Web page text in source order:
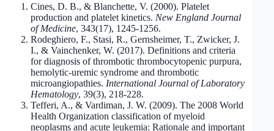
Cines, D. B., & Blanchette, V. (2000). Platelet
production and platelet kinetics. New England Journal
of Medicine, 343(17), 1245-1256.
Rodeghiero, F., Stasi, R., Gernsheimer, T., Zwicker, J.
I., & Vainchenker, W. (2017). Definitions and criteria
for diagnosis of thrombotic thrombocytopenic purpura,
hemolytic-uremic syndrome and thrombotic
microangiopathies. International Journal of Laboratory
Hematology, 39(3), 218-228.
Tefferi, A., & Vardiman, J. W. (2009). The 2008 World
Health Organization classification of myeloid
neoplasms and acute leukemia: Rationale and important